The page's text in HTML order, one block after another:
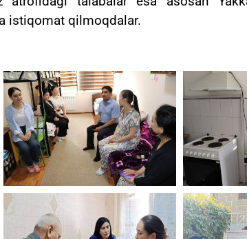
istiqomat qilmoqdalar.